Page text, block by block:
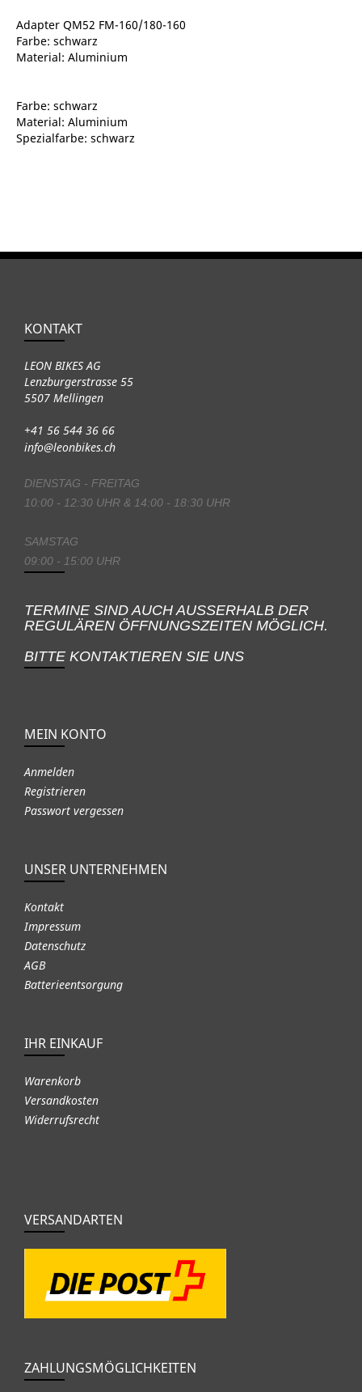
Adapter QM52 FM-160/180-160
Farbe: schwarz
Material: Aluminium
Farbe: schwarz
Material: Aluminium
Spezialfarbe: schwarz
KONTAKT
LEON BIKES AG
Lenzburgerstrasse 55
5507 Mellingen
+41 56 544 36 66
info@leonbikes.ch
DIENSTAG - FREITAG
10:00 - 12:30 UHR & 14:00 - 18:30 UHR
SAMSTAG
09:00 - 15:00 UHR
TERMINE SIND AUCH AUSSERHALB DER
REGULÄREN ÖFFNUNGSZEITEN MÖGLICH.
BITTE KONTAKTIEREN SIE UNS
MEIN KONTO
Anmelden
Registrieren
Passwort vergessen
UNSER UNTERNEHMEN
Kontakt
Impressum
Datenschutz
AGB
Batterieentsorgung
IHR EINKAUF
Warenkorb
Versandkosten
Widerrufsrecht
VERSANDARTEN
ZAHLUNGSMÖGLICHKEITEN